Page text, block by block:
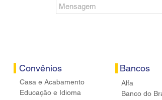
Convênios
Casa e Acabamento
Educação e Idioma
Bancos
Alfa
Banco do